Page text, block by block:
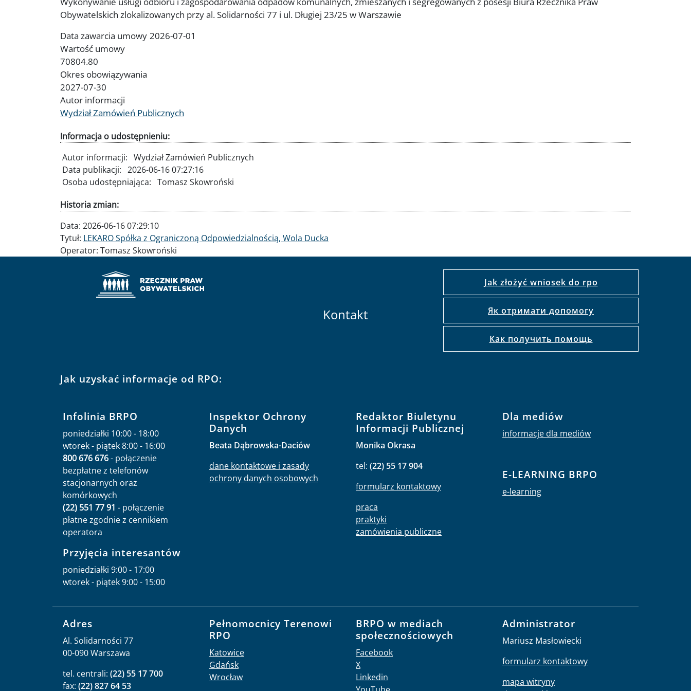
Obywatelskich zlokalizowanych przy al. Solidarności 77 i ul. Długiej 23/25 w Warszawie
Data zawarcia umowy 2026-07-01
Wartość umowy
70804.80
Okres obowiązywania
2027-07-30
Autor informacji
Wydział Zamówień Publicznych
Informacja o udostępnieniu:
Autor informacji: Wydział Zamówień Publicznych
Data publikacji: 2026-06-16 07:27:16
Osoba udostępniająca: Tomasz Skowroński
Historia zmian:
Data: 2026-06-16 07:29:10
Tytuł: LEKARO Spółka z Ograniczoną Odpowiedzialnością, Wola Ducka
Operator: Tomasz Skowroński
Kontakt
Jak złożyć wniosek do rpo
Як отримати допомогу
Как получить помощь
Jak uzyskać informacje od RPO:
Infolinia BRPO
poniedziałki 10:00 - 18:00
wtorek - piątek 8:00 - 16:00
800 676 676- połączenie
bezpłatne z telefonów
stacjonarnych oraz
komórkowych
(22) 551 77 91 - połączenie
płatne zgodnie z cennikiem
operatora
Przyjęcia interesantów
poniedziałki 9:00 - 17:00
wtorek - piątek 9:00 - 15:00
Inspektor Ochrony
Danych
Beata Dąbrowska-Daciów
dane kontaktowe i zasady
ochrony danych osobowych
Redaktor Biuletynu
Informacji Publicznej
Monika Okrasa
tel: (22) 55 17 904
formularz kontaktowy
praca
praktyki
zamówienia publiczne
Dla mediów
informacje dla mediów
E-LEARNING BRPO
e-learning
Adres
Al. Solidarności 77
00-090 Warszawa
tel. centrali: (22) 55 17 700
fax: (22) 827 64 53
Pełnomocnicy Terenowi
RPO
Katowice
Gdańsk
Wrocław
BRPO w mediach
społecznościowych
Facebook
X
Linkedin
Administrator
Mariusz Masłowiecki
formularz kontaktowy
mapa witryny